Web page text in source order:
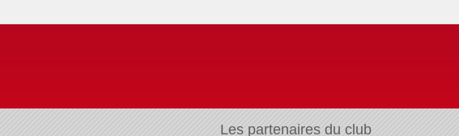
Les partenaires du club